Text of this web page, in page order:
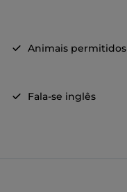
Animais permitidos
Fala-se inglês